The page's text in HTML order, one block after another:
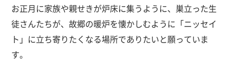
お正月に家族や親せきが炉床に集うように、巣立った生
徒さんたちが、故郷の暖炉を懐かしむように「ニッセイ
ト」に立ち寄りたくなる場所でありたいと願っていま
す。